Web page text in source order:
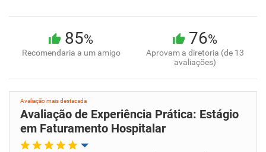
85%
Recomendaria a um amigo
76%
Aprovam a diretoria (de 13
avaliações)
Avaliação mais destacada
Avaliação de Experiência Prática: Estágio
em Faturamento Hospitalar